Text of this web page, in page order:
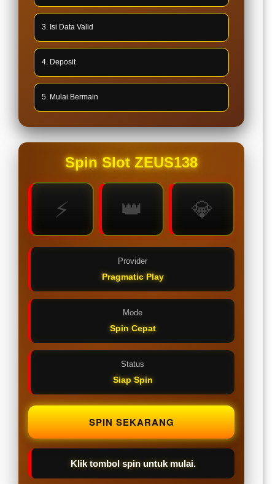
3. Isi Data Valid
4. Deposit
5. Mulai Bermain
Spin Slot ZEUS138
⚡ 👑 💎
Provider
Pragmatic Play
Mode
Spin Cepat
Status
Siap Spin
SPIN SEKARANG
Klik tombol spin untuk mulai.